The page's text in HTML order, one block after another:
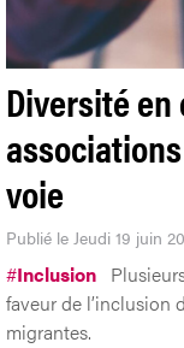
Diversité
voie
Publié le Jeudi 19 juin
#Inclusion
faveur de l’inclusion
migrantes.